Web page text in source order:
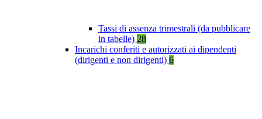
Tassi di assenza trimestrali (da pubblicare
in tabelle) 28
Incarichi conferiti e autorizzati ai dipendenti
(dirigenti e non dirigenti) 6